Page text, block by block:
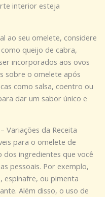
interior esteja
ao seu omelete, considere
queijo de cabra,
incorporados aos ovos
sobre o omelete após
como salsa, coentro ou
dar um sabor único e
Variações da Receita
para o omelete de
ingredientes que você
pessoais. Por exemplo,
espinafre, ou pimenta
Além disso, o uso de